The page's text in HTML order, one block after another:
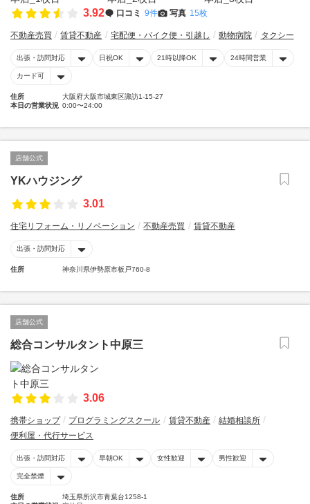
3.92 口コミ 9件 写真 15枚
不動産売買 賃貸不動産 宅配便・バイク便・引越し 動物病院 タクシー
出張・訪問対応 日祝OK 21時以降OK 24時間営業
カード可
住所
大阪府大阪市城東区諏訪1-15-27
本日の営業状況 0:00〜24:00
店舗公式
YKハウジング
3.01
住宅リフォーム・リノベーション 不動産売買 賃貸不動産
出張・訪問対応
住所 神奈川県伊勢原市板戸760-8
店舗公式
総合コンサルタント中原三
3.06
携帯ショップ プログラミングスクール 賃貸不動産
結婚相談所
便利屋・代行サービス
出張・訪問対応 早朝OK 女性歓迎 男性歓迎
完全禁煙
住所
埼玉県所沢市青葉台1258-1